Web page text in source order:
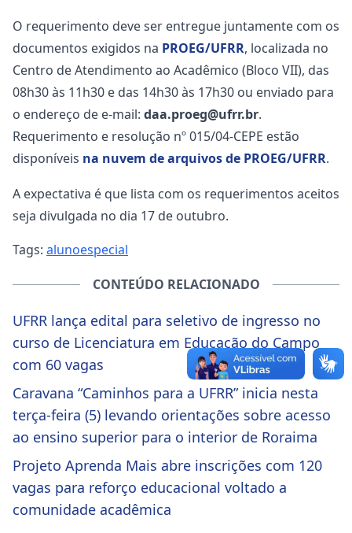
O requerimento deve ser entregue juntamente com os
documentos exigidos na PROEG/UFRR, localizada no
Centro de Atendimento ao Acadêmico (Bloco VII), das
08h30 às 11h30 e das 14h30 às 17h30 ou enviado para
o endereço de e-mail: daa.proeg@ufrr.br.
Requerimento e resolução nº 015/04-CEPE estão
disponíveis na nuvem de arquivos de PROEG/UFRR.
A expectativa é que lista com os requerimentos aceitos
seja divulgada no dia 17 de outubro.
Tags: alunoespecial
CONTEÚDO RELACIONADO
UFRR lança edital para seletivo de ingresso no
curso de Licenciatura em Educação do Campo
com 60 vagas
Caravana “Caminhos para a UFRR” inicia nesta
terça-feira (5) levando orientações sobre acesso
ao ensino superior para o interior de Roraima
Projeto Aprenda Mais abre inscrições com 120
vagas para reforço educacional voltado a
comunidade acadêmica